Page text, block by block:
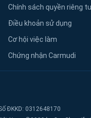
Chính sách quyền riêng
Điều khoản sử dụng
Cơ hội việc làm
Chứng nhận Carmudi
ĐKKD: 0312648170